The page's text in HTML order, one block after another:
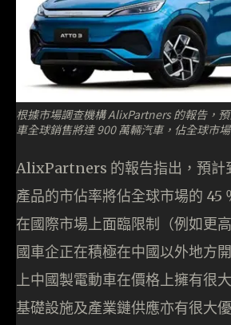
根據市場調查機構 AlixPartners 的報告，
車全球銷售將達 900 萬輛汽車，佔全球市
AlixPartners 的報告指出，預計
產品的市佔率將佔全球市場的 45
在國際市場上面臨限制（例如更
國車企正在積極在中國以外地方
上中國製電動車在價格上擁有很
基礎設施及產業鏈供應亦有很大